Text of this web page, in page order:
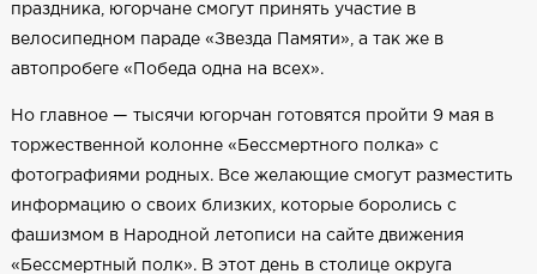
праздника, югорчане смогут принять участие в
велосипедном параде «Звезда Памяти», а так же в
автопробеге «Победа одна на всех».
Но главное — тысячи югорчан готовятся пройти 9 мая в
торжественной колонне «Бессмертного полка» с
фотографиями родных. Все желающие смогут разместить
информацию о своих близких, которые боролись с
фашизмом в Народной летописи на сайте движения
«Бессмертный полк». В этот день в столице округа